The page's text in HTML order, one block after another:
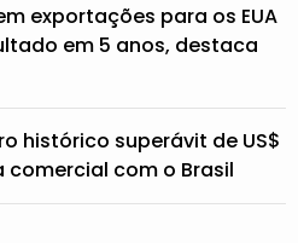
exportações para os EUA
em 5 anos, destaca
histórico superávit de US$
comercial com o Brasil